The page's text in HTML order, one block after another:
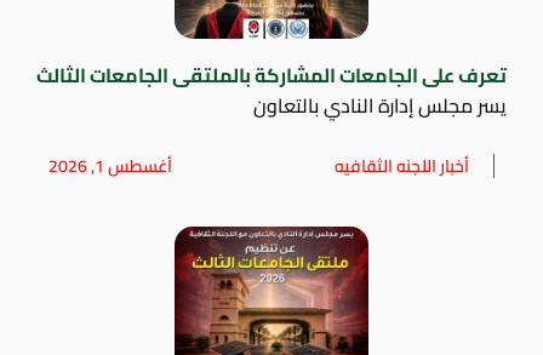
تعرف على الجامعات المشاركة بالملتقى الجامعات الثالث
يسر مجلس إدارة النادي بالتعاون
أخبار اللجنه الثقافيه أغسطس 1, 2026